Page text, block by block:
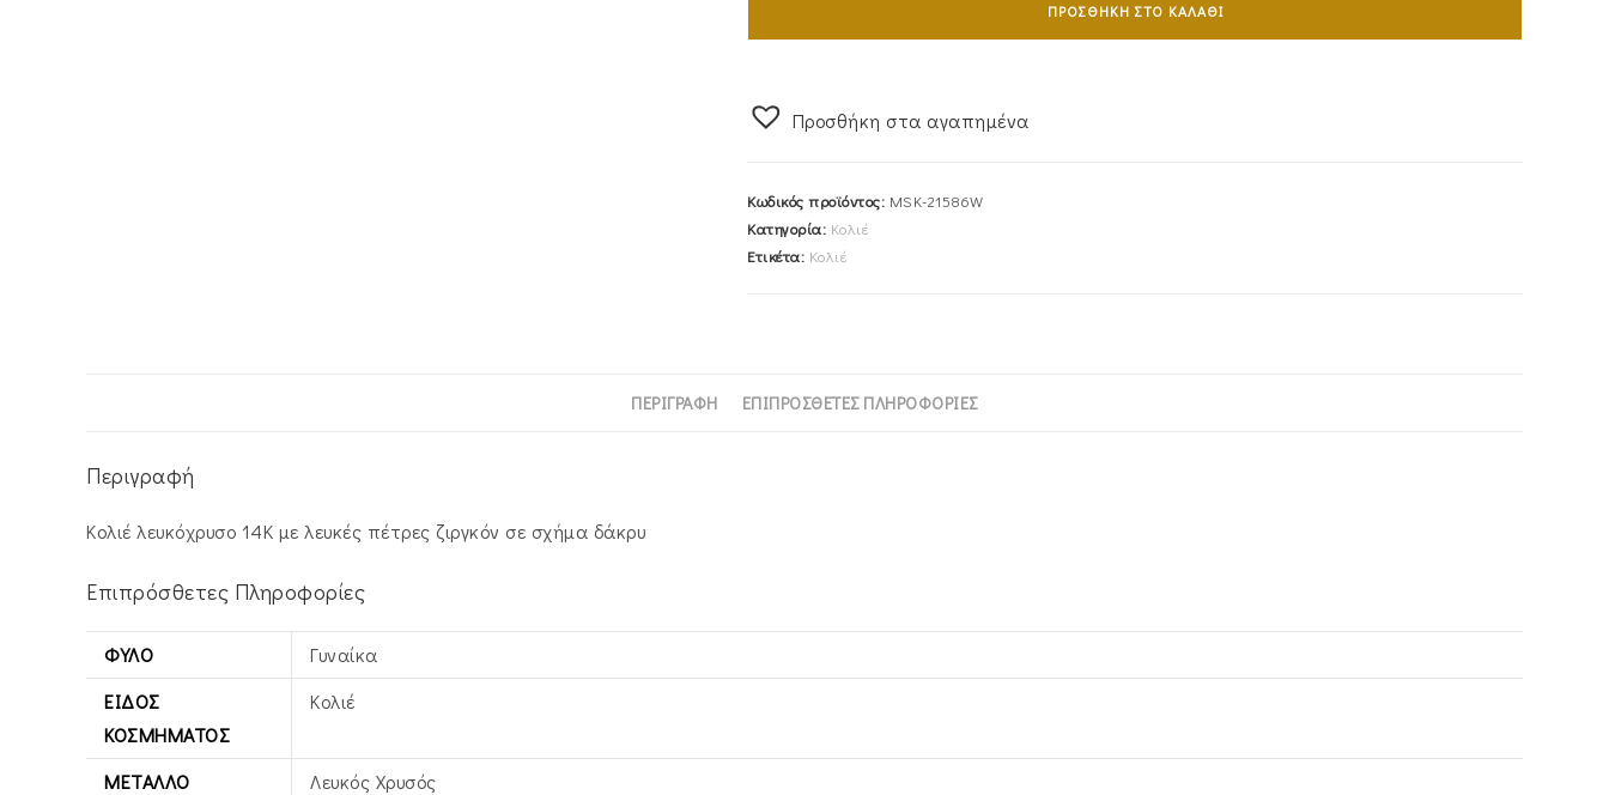
Λευκόχρυσο
Λευκές
Σχήμα
ΠΡΟΣΘΉΚΗ ΣΤΟ ΚΑΛΆΘΙ
Προσθήκη στα αγαπημένα
Κωδικός προϊόντος: MSK-21586W
Κατηγορία: Κολιέ
Ετικέτα: Κολιέ
ΠΕΡΙΓΡΑΦΉ ΕΠΙΠΡΌΣΘΕΤΕΣ ΠΛΗΡΟΦΟΡΊΕΣ
Περιγραφή
Κολιέ λευκόχρυσο 14Κ με λευκές πέτρες ζιργκόν σε σχήμα δάκρυ
Επιπρόσθετες Πληροφορίες
ΦΎΛΟ
Γυναίκα
ΕΊΔΟΣ
ΚΟΣΜΉΜΑΤΟΣ
Κολιέ
ΜΈΤΑΛΛΟ
Λευκός Xρυσός